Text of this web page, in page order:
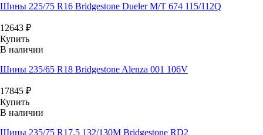
Шины 225/75 R16 Bridgestone Dueler M/T 674 115/112Q
12643 ₽
Купить
В наличии
Шины 235/65 R18 Bridgestone Alenza 001 106V
17845 ₽
Купить
В наличии
Шины 235/75 R17.5 132/130M Bridgestone RD2